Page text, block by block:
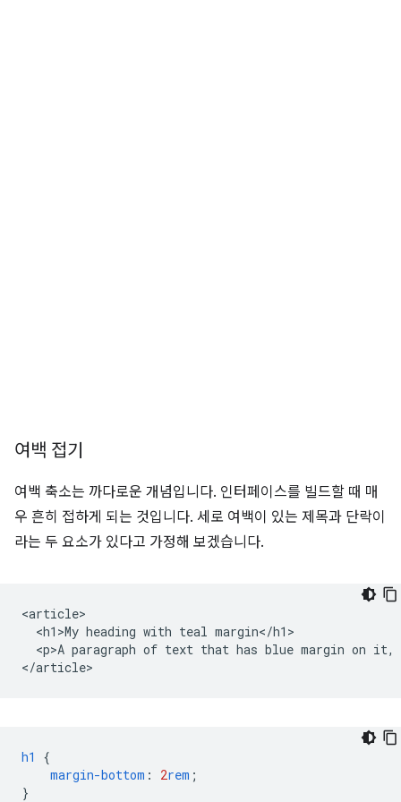
여백 접기
여백 축소는 까다로운 개념입니다. 인터페이스를 빌드할 때 매
우 흔히 접하게 되는 것입니다. 세로 여백이 있는 제목과 단락이
라는 두 요소가 있다고 가정해 보겠습니다.
<article>
  <h1>My heading with teal margin</h1>
<p>A paragraph of text that has blue margin on
h1
{
margin-bottom : 2rem ;
}